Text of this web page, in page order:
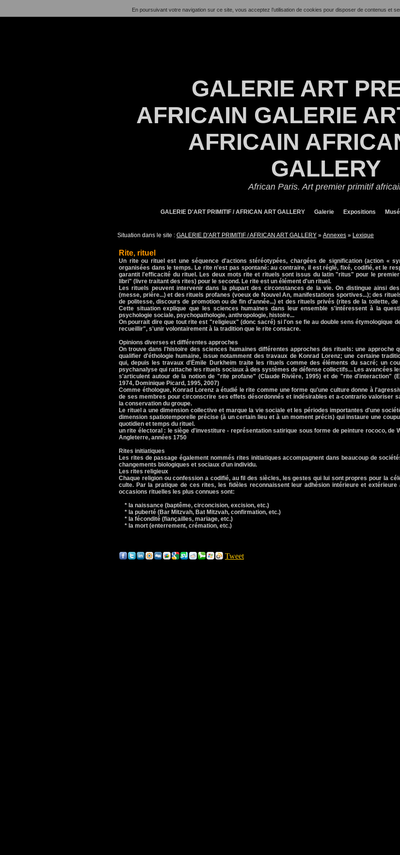
En poursuivant votre navigation sur ce site, vous acceptez l’utilisation de cookies pour disposer de contenus et
GALERIE ART
AFRICAIN GALERIE
AFRICAIN
GALLERY
African Paris. Art premier primitif
GALERIE D'ART PRIMITIF / AFRICAN ART GALLERY Galerie Expositions
Situation dans le site : GALERIE D'ART PRIMITIF / AFRICAN ART GALLERY » Annexes » Lexique
Rite, rituel
Un rite ou rituel est une séquence d'actions stéréotypées, chargées de signification (action «
organisées dans le temps. Le rite n'est pas spontané: au contraire, il est réglé, fixé, codifié, et le
garantit l'efficacité du rituel. Les deux mots rite et rituels sont issus du latin "ritus" pour le
libri" (livre traitant des rites) pour le second. Le rite est un élément d'un rituel.
Les rituels peuvent intervenir dans la plupart des circonstances de la vie. On distingue ainsi
(messe, prière...) et des rituels profanes (voeux de Nouvel An, manifestations sportives...); des
de politesse, discours de promotion ou de fin d'année...) et des rituels privés (rites de la toilette, de
Cette situation explique que les sciences humaines dans leur ensemble s'intéressent à la
psychologie sociale, psychopathologie, anthropologie, histoire...
On pourrait dire que tout rite est "religieux" (donc sacré) si l'on se fie au double sens étymologique
recueillir", s'unir volontairement à la tradition que le rite consacre.
Opinions diverses et différentes approches
On trouve dans l'histoire des sciences humaines différentes approches des rituels: une approche
qualifier d'éthologie humaine, issue notamment des travaux de Konrad Lorenz; une certaine
qui, depuis les travaux d'Émile Durkheim traite les rituels comme des éléments du sacré; un
psychanalyse qui rattache les rituels sociaux à des systèmes de défense collectifs... Les avancées
s'articulent autour de la notion de "rite profane" (Claude Rivière, 1995) et de "rite d'interaction"
1974, Dominique Picard, 1995, 2007)
Comme éthologue, Konrad Lorenz a étudié le rite comme une forme qu'une culture donne à
de ses membres pour circonscrire ses effets désordonnés et indésirables et a-contrario valoriser
la conservation du groupe.
Le rituel a une dimension collective et marque la vie sociale et les périodes importantes d'une
dimension spatiotemporelle précise (à un certain lieu et à un moment précis) qui instaure une
quotidien et temps du rituel.
un rite électoral : le siège d'investiture - représentation satirique sous forme de peinture rococo, de
Angleterre, années 1750
Rites initiatiques
Les rites de passage également nommés rites initiatiques accompagnent dans beaucoup de
changements biologiques et sociaux d'un individu.
Les rites religieux
Chaque religion ou confession a codifié, au fil des siècles, les gestes qui lui sont propres pour la
culte. Par la pratique de ces rites, les fidèles reconnaissent leur adhésion intérieure et extérieure
occasions rituelles les plus connues sont:
* la naissance (baptême, circoncision, excision, etc.)
* la puberté (Bar Mitzvah, Bat Mitzvah, confirmation, etc.)
* la fécondité (fiançailles, mariage, etc.)
* la mort (enterrement, crémation, etc.)
Tweet